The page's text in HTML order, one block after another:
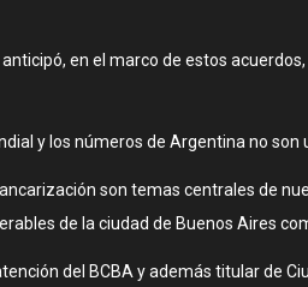
en el marco de estos
y los números de Argentina no son
son temas centrales de
de la ciudad de Buenos Aires
del BCBA y además titular de